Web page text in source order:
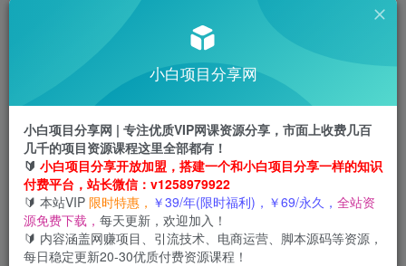
批量伪原创文章技术，一分钟即可产出一篇公众号
2年前更新
关注
0 181 46
小白项目分享网
小白项目分享网 | 专注优质VIP网课资源分享，市面上收费几百
几千的项目资源课程这里全部都有！
🔰 小白项目分享开放加盟，搭建一个和小白项目分享一样的知识
付费平台，站长微信：v1258979922
🔰 本站VIP 限时特惠， ￥39/年(限时福利)，￥69/永久， 全站资
源免费下载， 每天更新，欢迎加入！
🔰 内容涵盖网赚项目、引流技术、电商运营、脚本源码等资源，
每日稳定更新20-30优质付费资源课程！